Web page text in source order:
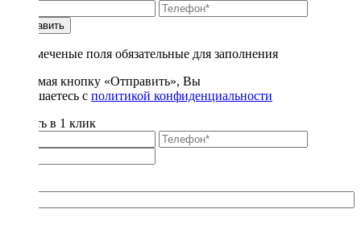
Отправить
* - отмеченые поля обязательные для заполнения
Нажимая кнопку «Отправить», Вы
соглашаетесь с политикой конфиденциальности
Купить в 1 клик